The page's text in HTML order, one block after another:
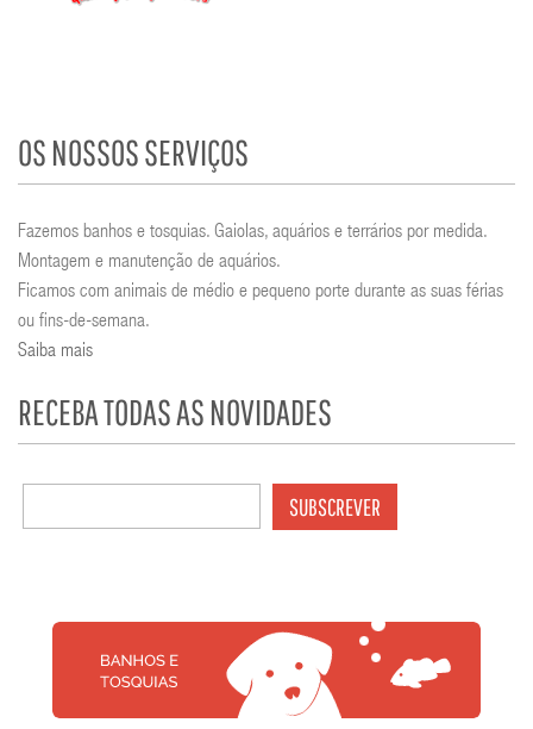
OS NOSSOS SERVIÇOS
Fazemos banhos e tosquias. Gaiolas, aquários e terrários por medida.
Montagem e manutenção de aquários.
Ficamos com animais de médio e pequeno porte durante as suas férias
ou fins-de-semana.
Saiba mais
RECEBA TODAS AS NOVIDADES
SUBSCREVER